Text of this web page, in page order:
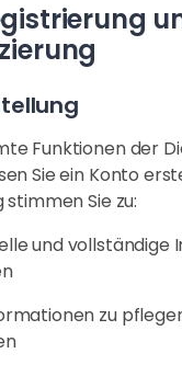
Funktionen der
Sie ein Konto
Sie zu:
und vollständige
zu